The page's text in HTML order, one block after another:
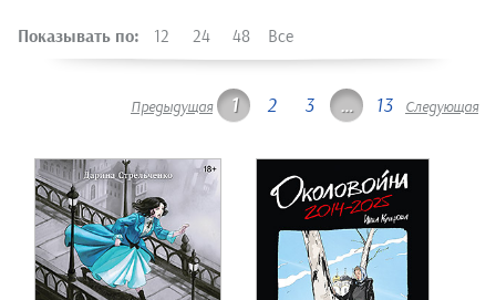
Показывать по: 12 24 48 Все
Предыдущая 1 2 3 … 13 Следующая